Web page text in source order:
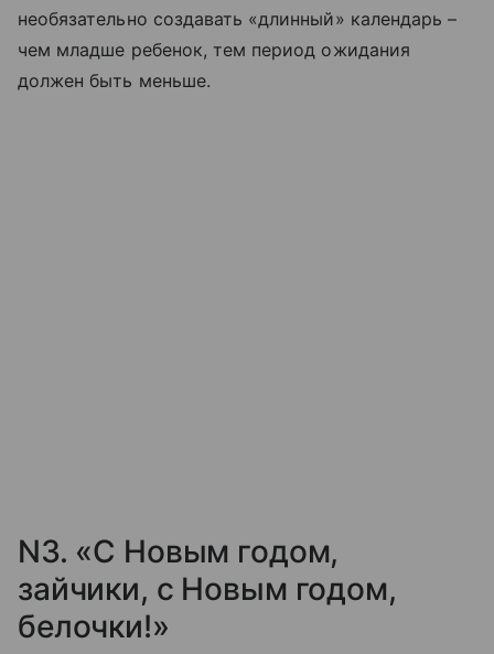
необязательно создавать «длинный» календарь –
чем младше ребенок, тем период ожидания
должен быть меньше.
N3. «С Новым годом,
зайчики, с Новым годом,
белочки!»